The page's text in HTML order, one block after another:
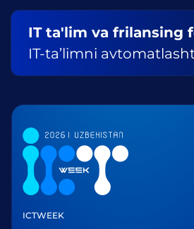
IT ta'lim va frilansing
IT-ta’limni
ICTWEEK